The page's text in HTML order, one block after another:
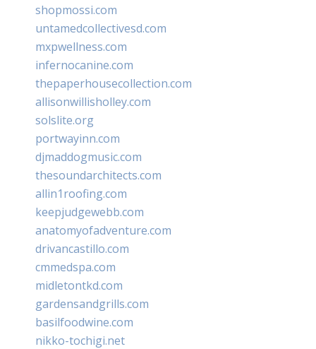
shopmossi.com
untamedcollectivesd.com
mxpwellness.com
infernocanine.com
thepaperhousecollection.com
allisonwillisholley.com
solslite.org
portwayinn.com
djmaddogmusic.com
thesoundarchitects.com
allin1roofing.com
keepjudgewebb.com
anatomyofadventure.com
drivancastillo.com
cmmedspa.com
midletontkd.com
gardensandgrills.com
basilfoodwine.com
nikko-tochigi.net